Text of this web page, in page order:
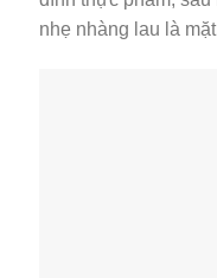
nhẹ nhàng lau là